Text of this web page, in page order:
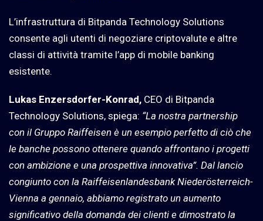
L’infrastruttura di Bitpanda Technology Solutions
consente agli utenti di negoziare criptovalute e altre
classi di attività tramite l’app di mobile banking
esistente.
Lukas Enzersdorfer-Konrad, CEO di Bitpanda
Technology Solutions, spiega: “La nostra partnership
con il Gruppo Raiffeisen è un esempio perfetto di ciò che
le banche possono ottenere quando affrontano i progetti
con ambizione e una prospettiva innovativa”. Dal lancio
congiunto con la Raiffeisenlandesbank Niederösterreich-
Vienna a gennaio, abbiamo registrato un aumento
significativo della domanda dei clienti e dimostrato la